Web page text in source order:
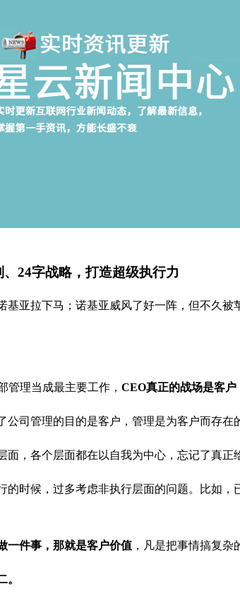
24字战略，打造超级执行力
基亚拉下马；诺基亚威风了好一阵，但不久
管理当成最主要工作， CEO真正的战场是客户
公司管理的目的是客户，管理是为客户而存在
面，各个层面都在以自我为中心，忘记了真正
的时候，过多考虑非执行层面的问题。比如
一件事，那就是客户价值 ，凡是把事情搞复
。